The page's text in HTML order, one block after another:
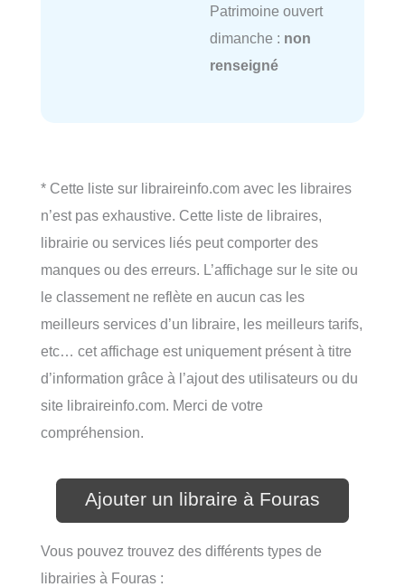
Patrimoine ouvert
dimanche : non
renseigné
* Cette liste sur libraireinfo.com avec les libraires
n’est pas exhaustive. Cette liste de libraires,
librairie ou services liés peut comporter des
manques ou des erreurs. L’affichage sur le site ou
le classement ne reflète en aucun cas les
meilleurs services d’un libraire, les meilleurs tarifs,
etc… cet affichage est uniquement présent à titre
d’information grâce à l’ajout des utilisateurs ou du
site libraireinfo.com. Merci de votre
compréhension.
Ajouter un libraire à Fouras
Vous pouvez trouvez des différents types de
librairies à Fouras :